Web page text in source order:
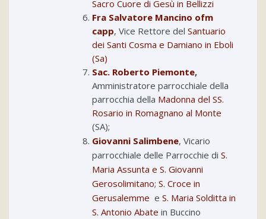
Sacro Cuore di Gesù in Bellizzi
Fra Salvatore Mancino ofm
capp, Vice Rettore del Santuario
dei Santi Cosma e Damiano in Eboli
(Sa)
Sac. Roberto Piemonte,
Amministratore parrocchiale della
parrocchia della Madonna del SS.
Rosario in Romagnano al Monte
(SA);
Giovanni Salimbene, Vicario
parrocchiale delle Parrocchie di S.
Maria Assunta e S. Giovanni
Gerosolimitano; S. Croce in
Gerusalemme e S. Maria Solditta in
S. Antonio Abate in Buccino